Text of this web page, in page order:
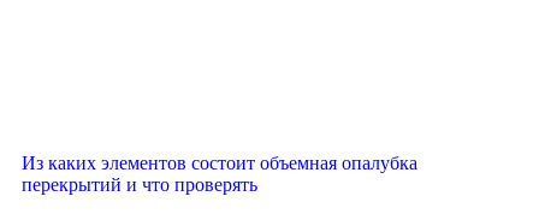
Из каких элементов состоит объемная опалубка
перекрытий и что проверять